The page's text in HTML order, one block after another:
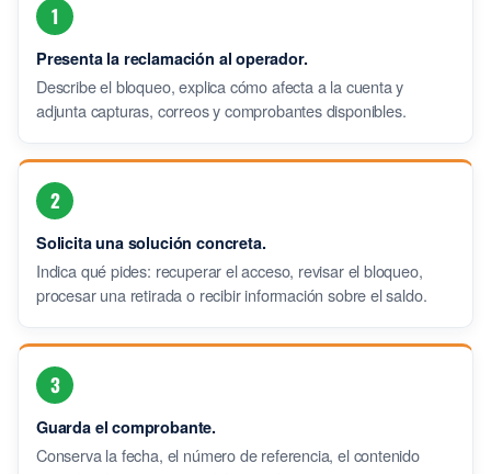
1
Presenta la reclamación al operador.
Describe el bloqueo, explica cómo afecta a la cuenta y
adjunta capturas, correos y comprobantes disponibles.
2
Solicita una solución concreta.
Indica qué pides: recuperar el acceso, revisar el bloqueo,
procesar una retirada o recibir información sobre el saldo.
3
Guarda el comprobante.
Conserva la fecha, el número de referencia, el contenido